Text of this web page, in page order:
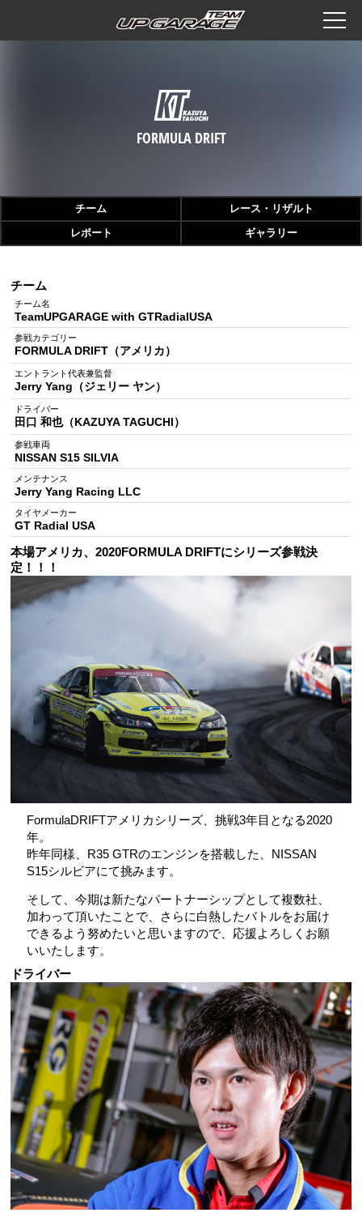
チーム
レース・リザルト
レポート
ギャラリー
チーム
チーム名
TeamUPGARAGE with GTRadialUSA
参戦カテゴリー
FORMULA DRIFT（アメリカ）
エントラント代表兼監督
Jerry Yang（ジェリー ヤン）
ドライバー
田口 和也（KAZUYA TAGUCHI）
参戦車両
NISSAN S15 SILVIA
メンテナンス
Jerry Yang Racing LLC
タイヤメーカー
GT Radial USA
本場アメリカ、2020FORMULA DRIFTにシリーズ参戦決
定！！！
FormulaDRIFTアメリカシリーズ、挑戦3年目となる2020
年。
昨年同様、R35 GTRのエンジンを搭載した、NISSAN
S15シルビアにて挑みます。
そして、今期は新たなパートナーシップとして複数社、
加わって頂いたことで、さらに白熱したバトルをお届け
できるよう努めたいと思いますので、応援よろしくお願
いいたします。
ドライバー